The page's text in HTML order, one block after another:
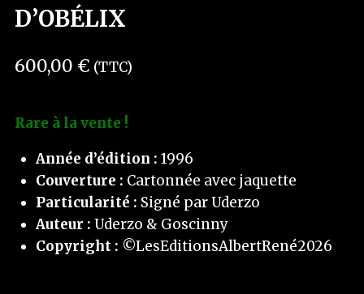
D’OBÉLIX
600,00 € (TTC)
Rare à la vente !
Année d’édition : 1996
Couverture : Cartonnée avec jaquette
Particularité : Signé par Uderzo
Auteur : Uderzo & Goscinny
Copyright : ©LesEditionsAlbertRené2026